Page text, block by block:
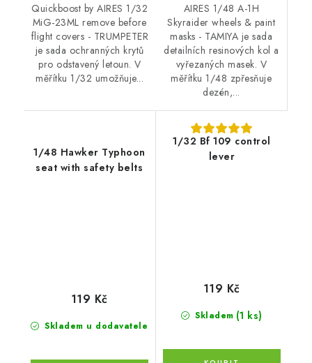
Quickboost by AIRES 1/32
MiG-23ML remove before
flight covers - TRUMPETER
je sada ochranných krytů
pro odstavený letoun. V
měřítku 1/32 umožňuje...
AIRES 1/48 A-1H
Skyraider wheels & paint
masks - TAMIYA je sada
detailních resinových kol a
vyřezaných masek. V
měřítku 1/48 zpřesňuje
dezén,...
1/48 Hawker Typhoon
seat with safety belts
Skladem u dodavatele
119 Kč
1/32 Bf 109 control
lever
Skladem (1 ks)
119 Kč